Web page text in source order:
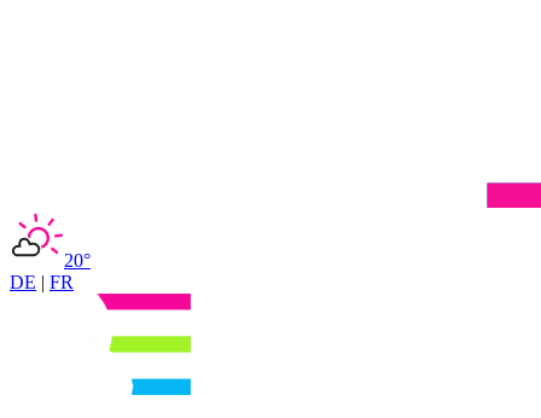
20°
DE | FR